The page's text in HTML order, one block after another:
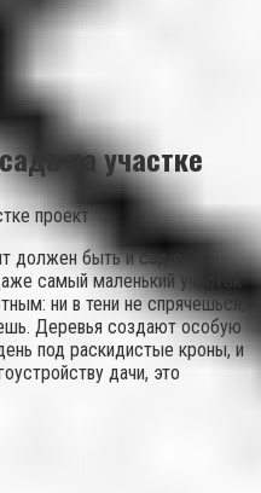
на участке
должен быть и сад с
самый маленький участок
ни в тени не спрячешься,
Деревья создают особую
под раскидистые кроны, и
дачи, это